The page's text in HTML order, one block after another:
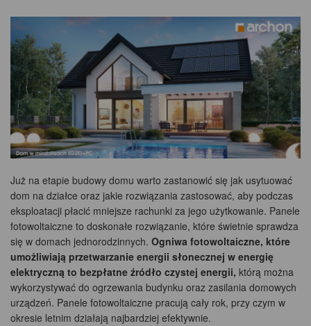
Już na etapie budowy domu warto zastanowić się jak usytuować
dom na działce oraz jakie rozwiązania zastosować, aby podczas
eksploatacji płacić mniejsze rachunki za jego użytkowanie. Panele
fotowoltaiczne to doskonałe rozwiązanie, które świetnie sprawdza
się w domach jednorodzinnych. Ogniwa fotowoltaiczne, które
umożliwiają przetwarzanie energii słonecznej w energię
elektryczną to bezpłatne źródło czystej energii, którą można
wykorzystywać do ogrzewania budynku oraz zasilania domowych
urządzeń. Panele fotowoltaiczne pracują cały rok, przy czym w
okresie letnim działają najbardziej efektywnie.